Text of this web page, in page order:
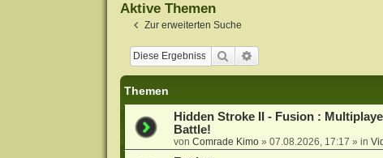
Aktive Themen
Zur erweiterten Suche
Suche
Themen
Hidden Stroke II - Fusion :
Battle!
von Comrade Kimo» 07.08.2026, 17:17 » in